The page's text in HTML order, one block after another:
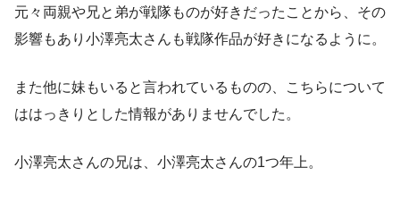
元々両親や兄と弟が戦隊ものが好きだったことから、その
影響もあり小澤亮太さんも戦隊作品が好きになるように。
また他に妹もいると言われているものの、こちらについて
ははっきりとした情報がありませんでした。
小澤亮太さんの兄は、小澤亮太さんの1つ年上。